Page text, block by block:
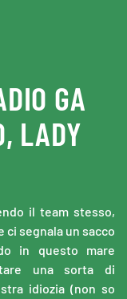
GA
LADY
il team stesso,
ci segnala un sacco
in questo mare
una sorta di
idiozia (non so